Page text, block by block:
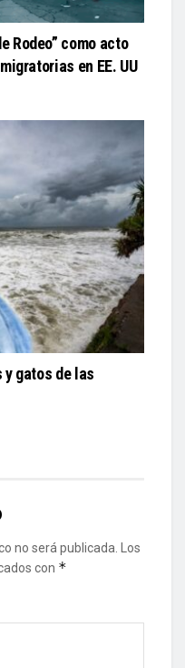
Rodeo” como acto
en EE. UU
y gatos de las
no será publicada.
Los
con *